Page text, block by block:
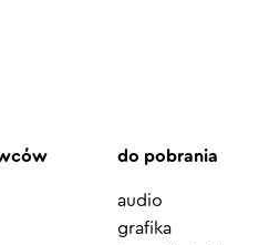
do pobrania
audio
grafika